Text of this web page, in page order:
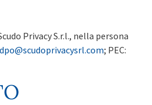
Privacy S.r.l., nella persona
dpo@scudoprivacysrl.com; PEC: